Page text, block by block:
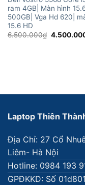
ram 4GB| Màn hình
500GB| Vga Hd 620|
15.6 HD
6.500.000₫ Giá
Laptop Thiên
Địa Chỉ: 27 Cổ
Liêm- Hà Nội
Hotline: 0984 193
GPĐKKD: Số